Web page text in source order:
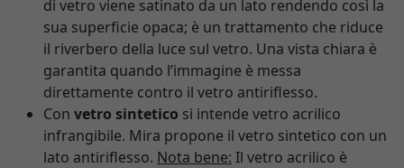
di vetro viene satinato da un lato rendendo così la
sua superficie opaca; è un trattamento che riduce
il riverbero della luce sul vetro. Una vista chiara è
garantita quando l’immagine è messa
direttamente contro il vetro antiriflesso.
Con vetro sintetico si intende vetro acrilico
infrangibile. Mira propone il vetro sintetico con un
lato antiriflesso. Nota bene: Il vetro acrilico è